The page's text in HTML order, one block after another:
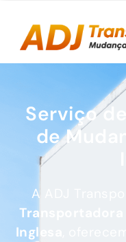
Serviço
de
A ADJ
Transportadora
Inglesa
,